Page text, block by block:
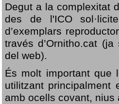
Degut a la complexitat
des de l'ICO
d’exemplars
través d’Ornitho.cat
del web).
És molt important que
utilitzant
amb ocells covant,